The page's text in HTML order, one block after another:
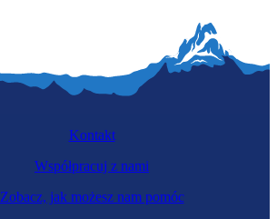
Kontakt
Współpracuj z nami
Zobacz, jak możesz nam pomóc